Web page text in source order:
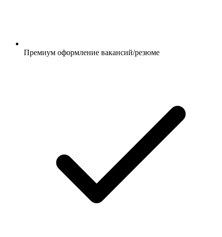
Премиум оформление вакансий/резюме